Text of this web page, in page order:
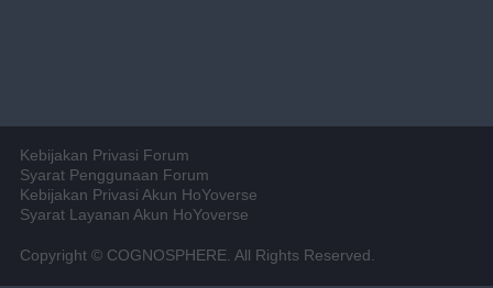
Kebijakan Privasi Forum
Syarat Penggunaan Forum
Kebijakan Privasi Akun HoYoverse
Syarat Layanan Akun HoYoverse
Copyright © COGNOSPHERE. All Rights Reserved.